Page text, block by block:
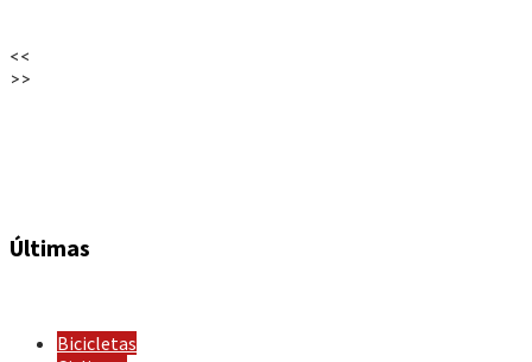
<<
>>
Últimas
Bicicletas